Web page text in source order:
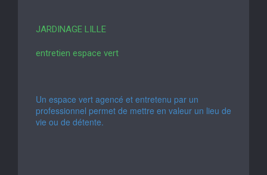
JARDINAGE LILLE
entretien espace vert
Un espace vert agencé et entretenu par un
professionnel permet de mettre en valeur un lieu de
vie ou de détente.